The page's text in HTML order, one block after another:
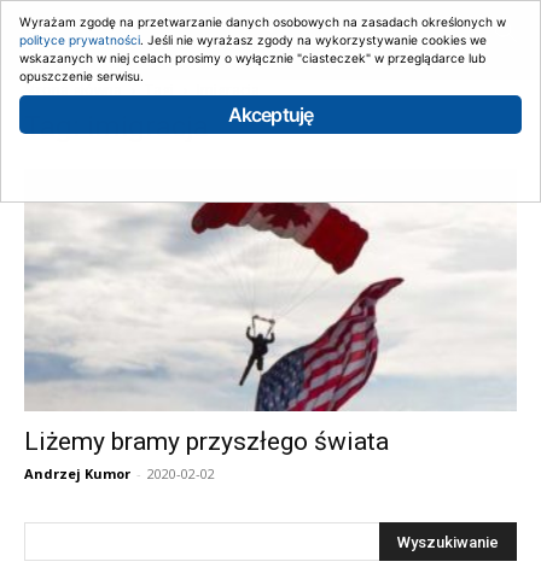
Strona główna
Tag: imigracja
Liżemy bramy przyszłego świata
Andrzej Kumor - 2020-02-02
Wyrażam zgodę na przetwarzanie danych osobowych na zasadach określonych w
polityce prywatności. Jeśli nie wyrażasz zgody na wykorzystywanie cookies we
wskazanych w niej celach prosimy o wyłącznie "ciasteczek" w przeglądarce lub
opuszczenie serwisu.
Akceptuję